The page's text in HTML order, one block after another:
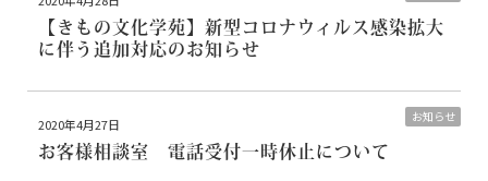
【きもの文化学苑】新型コロナウィルス感染拡大
に伴う追加対応のお知らせ
お知らせ
2020年4月27日
お客様相談室 電話受付一時休止について